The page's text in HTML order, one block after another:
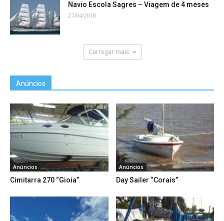
Navio Escola Sagres – Viagem de 4 meses
27/04/2018
Carregar mais
Anúncios
Anúncios
Cimitarra 270 “Gioia”
Anúncios
Day Sailer “Corais”